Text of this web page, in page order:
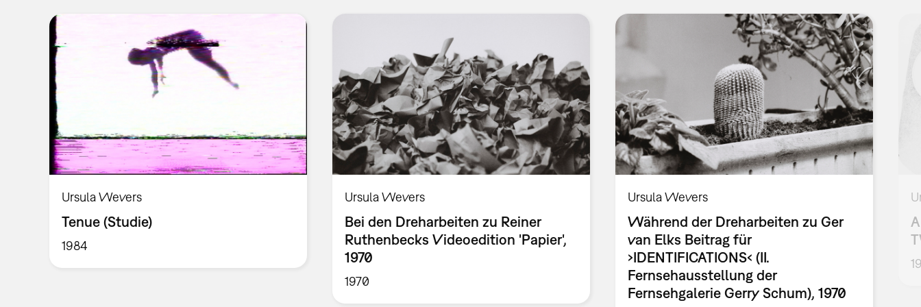
Ursula Wevers
Tenue (Studie)
1984
Ursula Wevers
Bei den Dreharbeiten zu Reiner
Ruthenbecks Videoedition 'Papier',
1970
1970
Ursula Wevers
Während der Dreharbeiten zu Ger
van Elks Beitrag für
›IDENTIFICATIONS‹ (II.
Fernsehausstellung der
Fernsehgalerie Gerry Schum), 1970